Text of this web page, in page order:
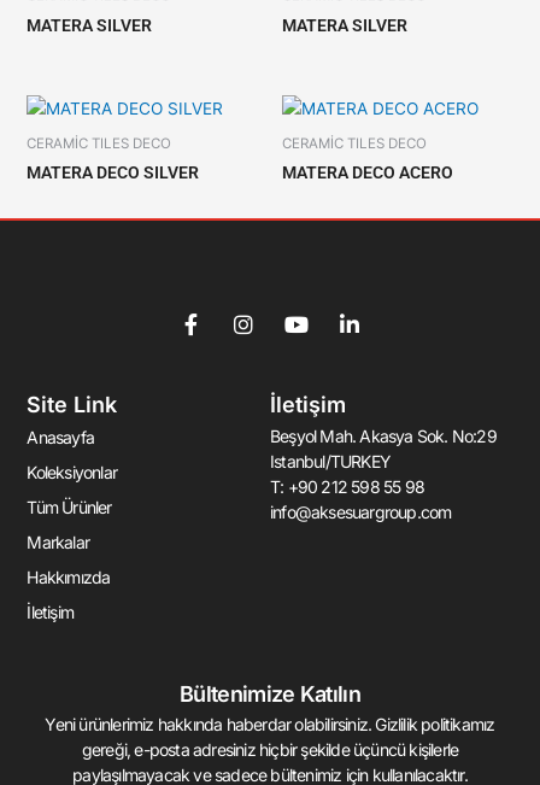
MATERA SILVER MATERA SILVER
CERAMİC TILES DECO
MATERA DECO SILVER
CERAMİC TILES DECO
MATERA DECO ACERO
F
a
I
n
Y
u
b
e
L
d
i
n
-
i
Site Link
Anasayfa
Koleksiyonlar
Tüm Ürünler
Markalar
Hakkımızda
İletişim
İletişim
Beşyol Mah. Akasya Sok. No:29
Istanbul/TURKEY
T: +90 212 598 55 98
info@aksesuargroup.com
Bültenimize Katılın
Yeni ürünlerimiz hakkında haberdar olabilirsiniz. Gizlilik politikamız
gereği, e-posta adresiniz hiçbir şekilde üçüncü kişilerle
paylaşılmayacak ve sadece bültenimiz için kullanılacaktır.